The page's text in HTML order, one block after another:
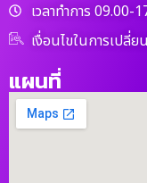
เวลาทำการ 09.00-
เงื่อนไขในการเปลี่
แผนที่